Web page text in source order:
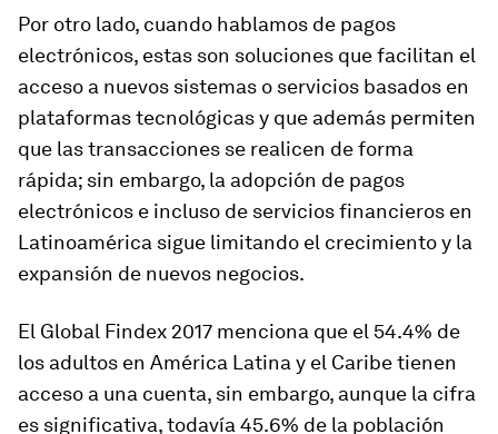
Por otro lado, cuando hablamos de pagos
electrónicos, estas son soluciones que facilitan el
acceso a nuevos sistemas o servicios basados en
plataformas tecnológicas y que además permiten
que las transacciones se realicen de forma
rápida; sin embargo, la adopción de pagos
electrónicos e incluso de servicios financieros en
Latinoamérica sigue limitando el crecimiento y la
expansión de nuevos negocios.
El Global Findex 2017 menciona que el 54.4% de
los adultos en América Latina y el Caribe tienen
acceso a una cuenta, sin embargo, aunque la cifra
es significativa, todavía 45.6% de la población